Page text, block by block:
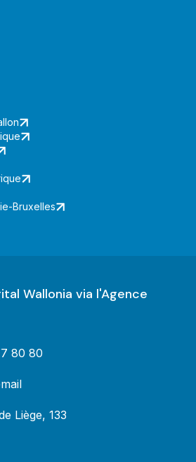
Bruxelles
Wallonia via l'Agence
80 80
Liège, 133